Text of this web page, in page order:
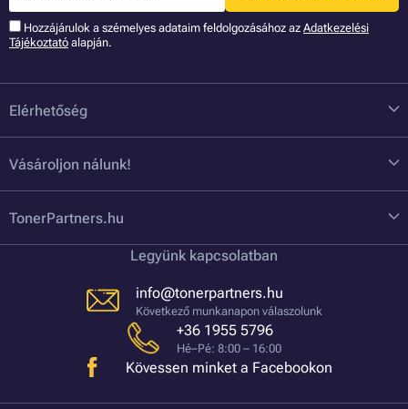
Hozzájárulok a szémelyes adataim feldolgozásához az Adatkezelési
Tájékoztató alapján.
Elérhetőség
Vásároljon nálunk!
TonerPartners.hu
Legyünk kapcsolatban
info@tonerpartners.hu
Következő munkanapon válaszolunk
+36 1955 5796
Hé–Pé: 8:00 – 16:00
Kövessen minket a Facebookon